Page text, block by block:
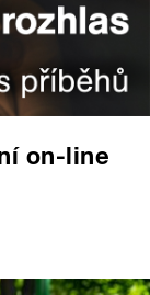
on-line